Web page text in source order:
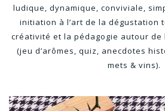
ludique, dynamique, conviviale,
initiation à l’art de la dégustation
créativité et la pédagogie autour de
(jeu d’arômes, quiz, anecdotes
mets & vins).